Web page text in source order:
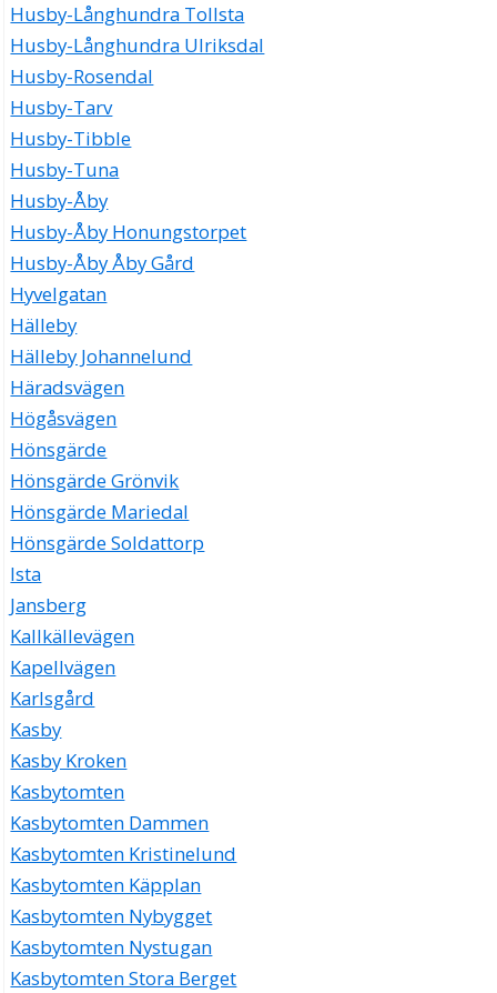
Husby-Långhundra Tollsta
Husby-Långhundra Ulriksdal
Husby-Rosendal
Husby-Tarv
Husby-Tibble
Husby-Tuna
Husby-Åby
Husby-Åby Honungstorpet
Husby-Åby Åby Gård
Hyvelgatan
Hälleby
Hälleby Johannelund
Häradsvägen
Högåsvägen
Hönsgärde
Hönsgärde Grönvik
Hönsgärde Mariedal
Hönsgärde Soldattorp
Ista
Jansberg
Kallkällevägen
Kapellvägen
Karlsgård
Kasby
Kasby Kroken
Kasbytomten
Kasbytomten Dammen
Kasbytomten Kristinelund
Kasbytomten Käpplan
Kasbytomten Nybygget
Kasbytomten Nystugan
Kasbytomten Stora Berget